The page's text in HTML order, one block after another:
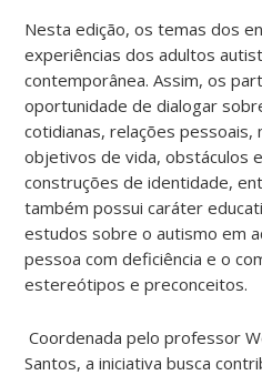
Nesta edição, os temas dos
experiências dos adultos
contemporânea. Assim, os
oportunidade de dialogar
cotidianas, relações pessoais,
objetivos de vida, obstáculos
construções de identidade,
também possui caráter
estudos sobre o autismo em
pessoa com deficiência e o
estereótipos e preconceitos.
Coordenada pelo professor
Santos, a iniciativa busca